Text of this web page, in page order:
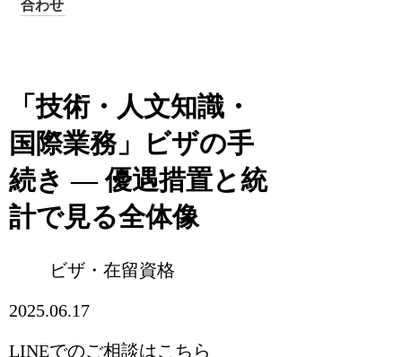
合わせ
「技術・人文知識・
国際業務」ビザの手
続き ― 優遇措置と統
計で見る全体像
ビザ・在留資格
2025.06.17
LINEでのご相談はこちら